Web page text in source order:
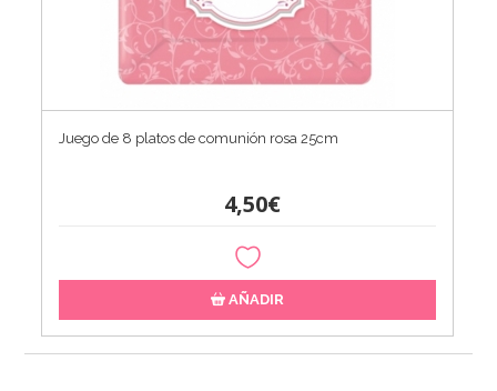
Juego de 8 platos de comunión rosa 25cm
4,50€
AÑADIR